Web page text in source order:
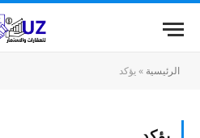
الرئيسية »يؤكد